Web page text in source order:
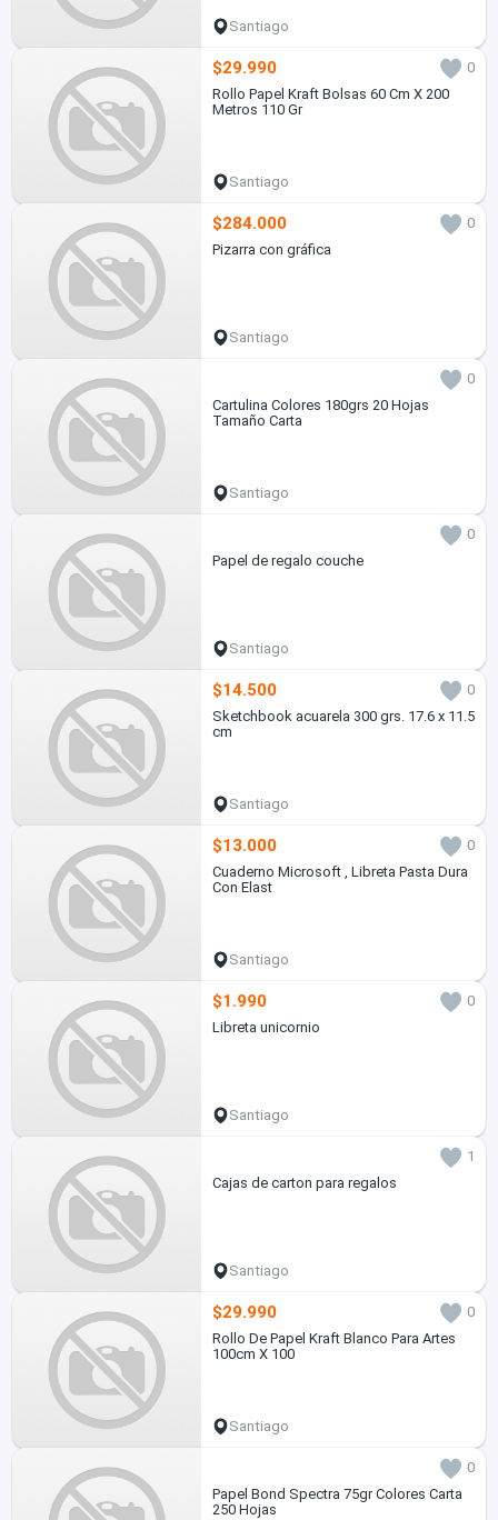
Santiago
$29.990
0
Rollo Papel Kraft Bolsas 60 Cm X 200
Metros 110 Gr
Santiago
$284.000
0
Pizarra con gráfica
Santiago
0
Cartulina Colores 180grs 20 Hojas
Tamaño Carta
Santiago
0
Papel de regalo couche
Santiago
$14.500
0
Sketchbook acuarela 300 grs. 17.6 x 11.5
cm
Santiago
$13.000
0
Cuaderno Microsoft , Libreta Pasta Dura
Con Elast
Santiago
$1.990
0
Libreta unicornio
Santiago
1
Cajas de carton para regalos
Santiago
$29.990
0
Rollo De Papel Kraft Blanco Para Artes
100cm X 100
Santiago
0
Papel Bond Spectra 75gr Colores Carta
250 Hojas